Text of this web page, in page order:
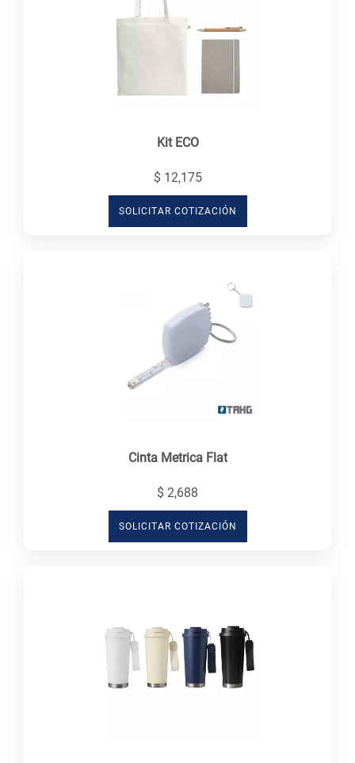
Kit ECO
$ 12,175
SOLICITAR COTIZACIÓN
Cinta Metrica Flat
$ 2,688
SOLICITAR COTIZACIÓN